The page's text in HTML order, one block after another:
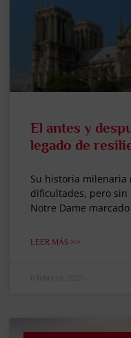
El antes y
legado de
Su historia milenaria
dificultades, pero sin
Notre Dame
LEER MÁS >>